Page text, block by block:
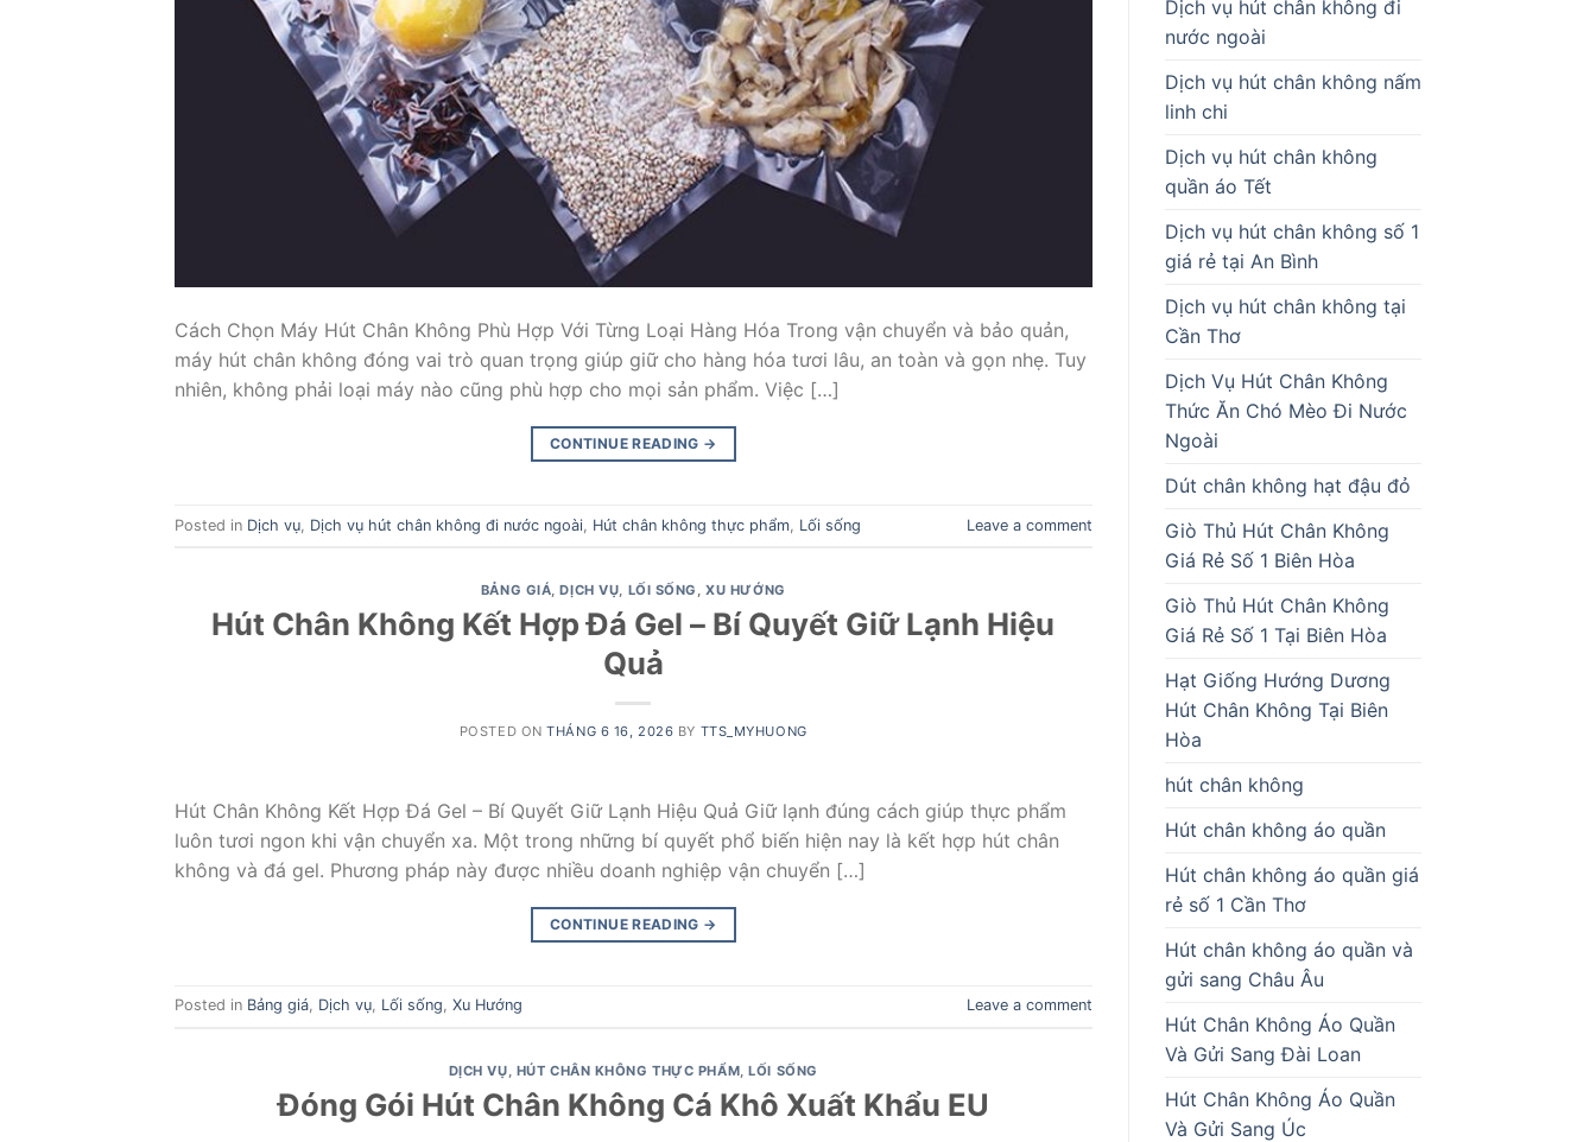
Cách Chọn Máy Hút Chân Không Phù Hợp Với Từng Loại Hàng Hóa Trong vận chuyển và bảo quản,
máy hút chân không đóng vai trò quan trọng giúp giữ cho hàng hóa tươi lâu, an toàn và gọn nhẹ. Tuy
nhiên, không phải loại máy nào cũng phù hợp cho mọi sản phẩm. Việc […]
CONTINUE READING →
Posted in Dịch vụ Dịch vụ hút chân không đi nước ngoài Hút chân không thực phẩm Lối sống Leave a comment
BẢNG GIÁ,DỊCH VỤ, LỐI SỐNG ,XU HƯỚNG
Hút Chân Không Kết Hợp Đá Gel – Bí Quyết Giữ Lạnh Hiệu
Quả
POSTED ONTHÁNG 6 16, 2026 BY TTS_MYHUONG
Hút Chân Không Kết Hợp Đá Gel – Bí Quyết Giữ Lạnh Hiệu Quả Giữ lạnh đúng cách giúp thực phẩm
luôn tươi ngon khi vận chuyển xa. Một trong những bí quyết phổ biến hiện nay là kết hợp hút chân
không và đá gel. Phương pháp này được nhiều doanh nghiệp vận chuyển […]
CONTINUE READING →
Posted in Bảng giá, Dịch vụ, Lối sống, Xu Hướng Leave a comment
DỊCH VỤ, HÚT CHÂN KHÔNG THỰC PHẨM,LỐI SỐNG
Đóng Gói Hút Chân Không Cá Khô Xuất Khẩu EU
Dịch vụ hút chân không đi
nước ngoài
Dịch vụ hút chân không nấm
linh chi
Dịch vụ hút chân không
quần áo Tết
Dịch vụ hút chân không số 1
giá rẻ tại An Bình
Dịch vụ hút chân không tại
Cần Thơ
Dịch Vụ Hút Chân Không
Thức Ăn Chó Mèo Đi Nước
Ngoài
Dút chân không hạt đậu đỏ
Giò Thủ Hút Chân Không
Giá Rẻ Số 1 Biên Hòa
Giò Thủ Hút Chân Không
Giá Rẻ Số 1 Tại Biên Hòa
Hạt Giống Hướng Dương
Hút Chân Không Tại Biên
Hòa
hút chân không
Hút chân không áo quần
Hút chân không áo quần giá
rẻ số 1 Cần Thơ
Hút chân không áo quần và
gửi sang Châu Âu
Hút Chân Không Áo Quần
Và Gửi Sang Đài Loan
Hút Chân Không Áo Quần
Và Gửi Sang Úc